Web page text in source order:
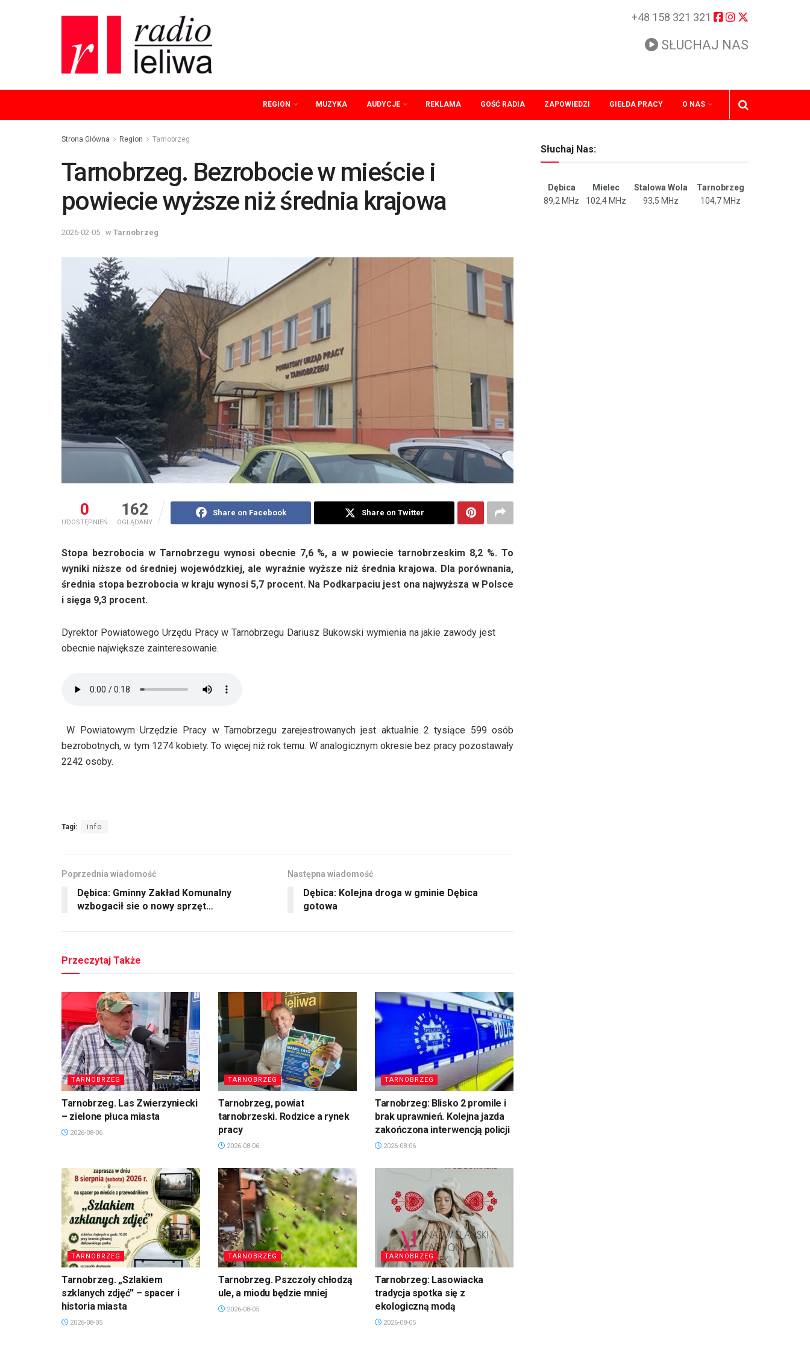
+48 158 321 321
SŁUCHAJ NAS
REGION MUZYKA AUDYCJE REKLAMA GOŚĆ RADIA ZAPOWIEDZI GIEŁDA PRACY O NAS
Strona Główna Region Tarnobrzeg
Tarnobrzeg. Bezrobocie w mieście i
powiecie wyższe niż średnia krajowa
2026-02-05 w Tarnobrzeg
0
UDOSTĘPNIEŃ
162
OGLĄDANY
Share on Facebook Share on Twitter
Stopa bezrobocia w Tarnobrzegu wynosi obecnie 7,6 %, a w powiecie tarnobrzeskim 8,2 %. To
wyniki niższe od średniej wojewódzkiej, ale wyraźnie wyższe niż średnia krajowa. Dla porównania,
średnia stopa bezrobocia w kraju wynosi 5,7 procent. Na Podkarpaciu jest ona najwyższa w Polsce
i sięga 9,3 procent.
Dyrektor Powiatowego Urzędu Pracy w Tarnobrzegu Dariusz Bukowski wymienia na jakie zawody jest
obecnie największe zainteresowanie.
W Powiatowym Urzędzie Pracy w Tarnobrzegu zarejestrowanych jest aktualnie 2 tysiące 599 osób
bezrobotnych, w tym 1274 kobiety. To więcej niż rok temu. W analogicznym okresie bez pracy pozostawały
2242 osoby.
Tagi: info
Poprzednia wiadomość
Dębica: Gminny Zakład Komunalny
wzbogacił sie o nowy sprzęt…
Następna wiadomość
Dębica: Kolejna droga w gminie Dębica
gotowa
Przeczytaj Także
TARNOBRZEG
Tarnobrzeg. Las Zwierzyniecki
– zielone płuca miasta
2026-08-06
TARNOBRZEG
Tarnobrzeg, powiat
tarnobrzeski. Rodzice a rynek
pracy
2026-08-06
TARNOBRZEG
Tarnobrzeg: Blisko 2 promile i
brak uprawnień. Kolejna jazda
zakończona interwencją policji
2026-08-06
TARNOBRZEG
Tarnobrzeg. „Szlakiem
szklanych zdjęć” – spacer i
historia miasta
2026-08-05
TARNOBRZEG
Tarnobrzeg. Pszczoły chłodzą
ule, a miodu będzie mniej
2026-08-05
TARNOBRZEG
Tarnobrzeg: Lasowiacka
tradycja spotka się z
ekologiczną modą
2026-08-05
Słuchaj Nas:
Dębica Mielec Stalowa Wola
Tarnobrzeg
89,2 MHz
102,4 MHz 93,5 MHz 104,7 MHz